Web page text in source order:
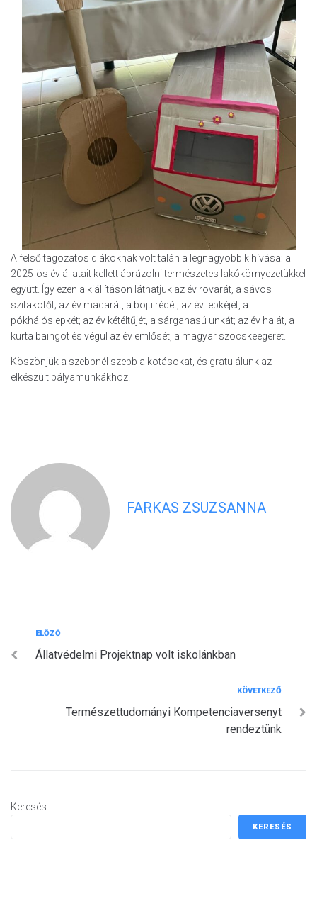
A felső tagozatos diákoknak volt talán a legnagyobb kihívása: a
2025-ös év állatait kellett ábrázolni természetes lakókörnyezetükkel
együtt. Így ezen a kiállításon láthatjuk az év rovarát, a sávos
szitakötőt; az év madarát, a böjti récét; az év lepkéjét, a
pókhálóslepkét; az év kétéltűjét, a sárgahasú unkát; az év halát, a
kurta baingot és végül az év emlősét, a magyar szöcskeegeret.
Köszönjük a szebbnél szebb alkotásokat, és gratulálunk az
elkészült pályamunkákhoz!
FARKAS ZSUZSANNA
Bejegyzés
navigáció
Előző
ELŐZŐ
Állatvédelmi Projektnap volt iskolánkban
KÖVETKEZŐ
Természettudományi Kompetenciaversenyt
rendeztünk
Keresés
KERESÉS